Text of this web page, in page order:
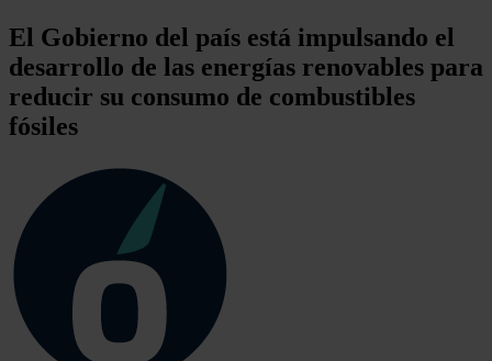
El Gobierno del país está impulsando el
desarrollo de las energías renovables para
reducir su consumo de combustibles
fósiles